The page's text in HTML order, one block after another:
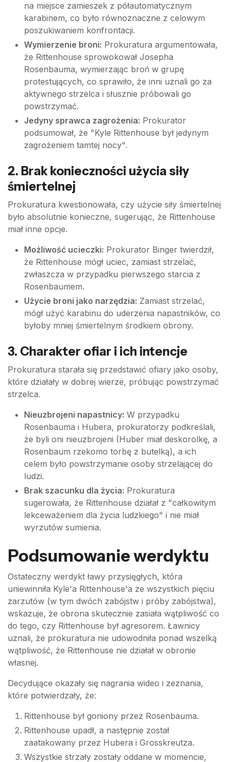
na miejsce zamieszek z półautomatycznym
karabinem, co było równoznaczne z celowym
poszukiwaniem konfrontacji.
Wymierzenie broni: Prokuratura argumentowała,
że Rittenhouse sprowokował Josepha
Rosenbauma, wymierzając broń w grupę
protestujących, co sprawiło, że inni uznali go za
aktywnego strzelca i słusznie próbowali go
powstrzymać.
Jedyny sprawca zagrożenia: Prokurator
podsumował, że "Kyle Rittenhouse był jedynym
zagrożeniem tamtej nocy".
2. Brak konieczności użycia siły
śmiertelnej
Prokuratura kwestionowała, czy użycie siły śmiertelnej
było absolutnie konieczne, sugerując, że Rittenhouse
miał inne opcje.
Możliwość ucieczki: Prokurator Binger twierdził,
że Rittenhouse mógł uciec, zamiast strzelać,
zwłaszcza w przypadku pierwszego starcia z
Rosenbaumem.
Użycie broni jako narzędzia: Zamiast strzelać,
mógł użyć karabinu do uderzenia napastników, co
byłoby mniej śmiertelnym środkiem obrony.
3. Charakter ofiar i ich intencje
Prokuratura starała się przedstawić ofiary jako osoby,
które działały w dobrej wierze, próbując powstrzymać
strzelca.
Nieuzbrojeni napastnicy: W przypadku
Rosenbauma i Hubera, prokuratorzy podkreślali,
że byli oni nieuzbrojeni (Huber miał deskorolkę, a
Rosenbaum rzekomo torbę z butelką), a ich
celem było powstrzymanie osoby strzelającej do
ludzi.
Brak szacunku dla życia: Prokuratura
sugerowała, że Rittenhouse działał z "całkowitym
lekceważeniem dla życia ludzkiego" i nie miał
wyrzutów sumienia.
Podsumowanie werdyktu
Ostateczny werdykt ławy przysięgłych, która
uniewinniła Kyle'a Rittenhouse'a ze wszystkich pięciu
zarzutów (w tym dwóch zabójstw i próby zabójstwa),
wskazuje, że obrona skutecznie zasiała wątpliwość co
do tego, czy Rittenhouse był agresorem. Ławnicy
uznali, że prokuratura nie udowodniła ponad wszelką
wątpliwość, że Rittenhouse nie działał w obronie
własnej.
Decydujące okazały się nagrania wideo i zeznania,
które potwierdzały, że:
Rittenhouse był goniony przez Rosenbauma.
Rittenhouse upadł, a następnie został
zaatakowany przez Hubera i Grosskreutza.
Wszystkie strzały zostały oddane w momencie,